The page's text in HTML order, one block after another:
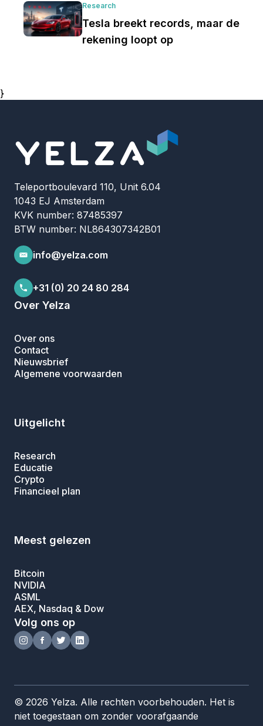
Research
Tesla breekt records, maar de
rekening loopt op
}
Teleportboulevard 110, Unit 6.04
1043 EJ Amsterdam
KVK number: 87485397
BTW number: NL864307342B01
info@yelza.com
+31 (0) 20 24 80 284
Over Yelza
Over ons
Contact
Nieuwsbrief
Algemene voorwaarden
Uitgelicht
Research
Educatie
Crypto
Financieel plan
Meest gelezen
Bitcoin
NVIDIA
ASML
AEX, Nasdaq & Dow
Volg ons op
© 2026 Yelza. Alle rechten voorbehouden. Het is
niet toegestaan om zonder voorafgaande